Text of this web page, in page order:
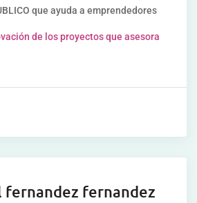
que ayuda a emprendedores
de los proyectos que asesora
fernandez fernandez